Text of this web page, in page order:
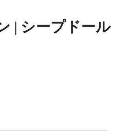
| シープドール